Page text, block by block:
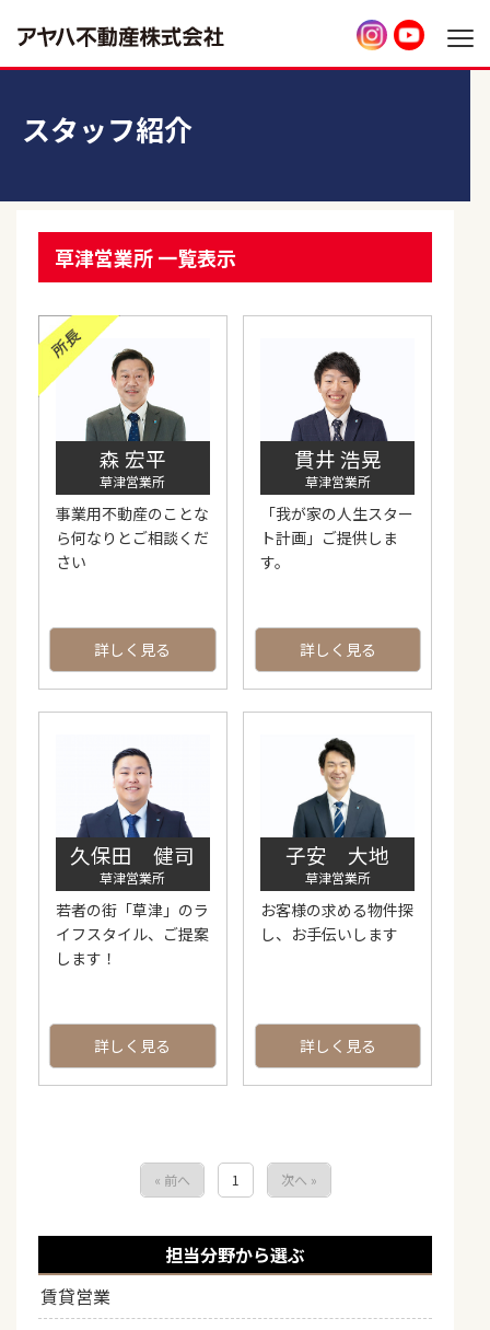
スタッフ紹介
草津営業所 一覧表示
森 宏平
草津営業所
事業用不動産のことな
ら何なりとご相談くだ
さい
詳しく見る
貫井 浩晃
草津営業所
「我が家の人生スター
ト計画」ご提供しま
す。
詳しく見る
久保田 健司
草津営業所
若者の街「草津」のラ
イフスタイル、ご提案
します！
詳しく見る
子安 大地
草津営業所
お客様の求める物件探
し、お手伝いします
詳しく見る
« 前へ 1 次へ »
担当分野から選ぶ
賃貸営業